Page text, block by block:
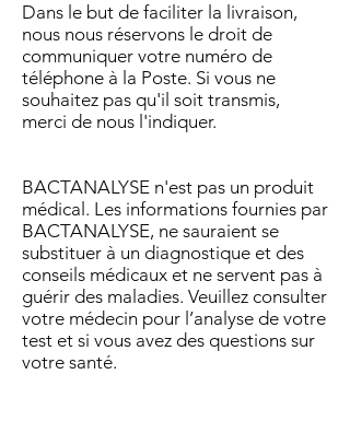
Dans le but de faciliter la livraison,
nous nous réservons le droit de
communiquer votre numéro de
téléphone à la Poste. Si vous ne
souhaitez pas qu'il soit transmis,
merci de nous l'indiquer.
BACTANALYSE n'est pas un produit
médical. Les informations fournies par
BACTANALYSE, ne sauraient se
substituer à un diagnostique et des
conseils médicaux et ne servent pas à
guérir des maladies. Veuillez consulter
votre médecin pour l’analyse de votre
test et si vous avez des questions sur
votre santé.